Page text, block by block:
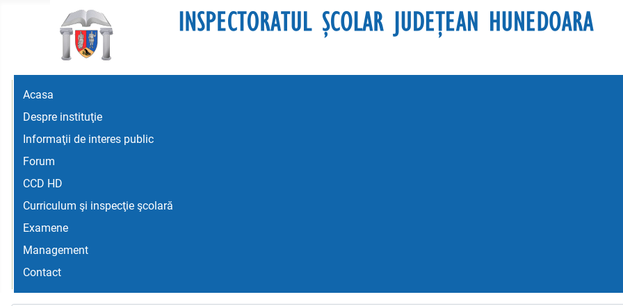
Acasa
Despre instituţie
Informaţii de interes public
Forum
CCD HD
Curriculum şi inspecţie şcolară
Examene
Management
Contact